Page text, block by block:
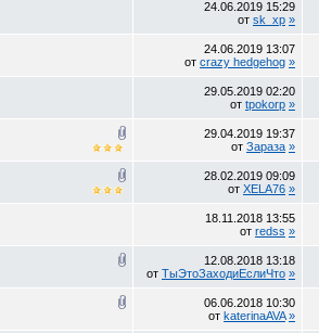
24.06.2019 15:29
от sk_xp »
24.06.2019 13:07
от crazy hedgehog »
29.05.2019 02:20
от tpokorp »
29.04.2019 19:37
от Зараза »
28.02.2019 09:09
от XELA76 »
18.11.2018 13:55
от redss »
12.08.2018 13:18
от ТыЭтоЗаходиЕслиЧто »
06.06.2018 10:30
от katerinaAVA »